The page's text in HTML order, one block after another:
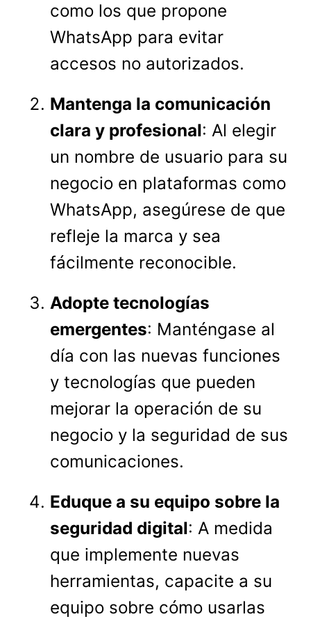
como los que propone
WhatsApp para evitar
accesos no autorizados.
Mantenga la comunicación
clara y profesional: Al elegir
un nombre de usuario para su
negocio en plataformas como
WhatsApp, asegúrese de que
refleje la marca y sea
fácilmente reconocible.
Adopte tecnologías
emergentes: Manténgase al
día con las nuevas funciones
y tecnologías que pueden
mejorar la operación de su
negocio y la seguridad de sus
comunicaciones.
Eduque a su equipo sobre la
seguridad digital: A medida
que implemente nuevas
herramientas, capacite a su
equipo sobre cómo usarlas